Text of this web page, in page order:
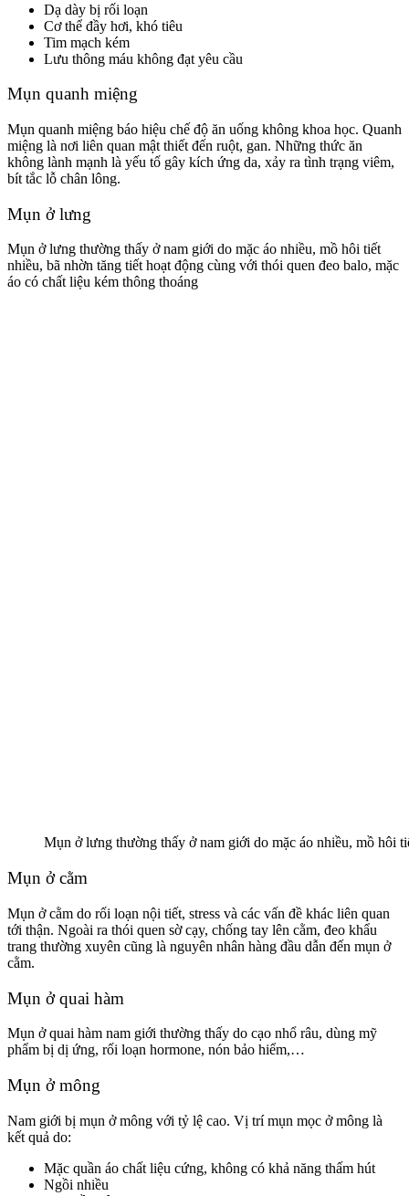
Dạ dày bị rối loạn
Cơ thể đầy hơi, khó tiêu
Tim mạch kém
Lưu thông máu không đạt yêu cầu
Mụn quanh miệng
Mụn quanh miệng báo hiệu chế độ ăn uống không khoa học. Quanh
miệng là nơi liên quan mật thiết đến ruột, gan. Những thức ăn
không lành mạnh là yếu tố gây kích ứng da, xảy ra tình trạng viêm,
bít tắc lỗ chân lông.
Mụn ở lưng
Mụn ở lưng thường thấy ở nam giới do mặc áo nhiều, mồ hôi tiết
nhiều, bã nhờn tăng tiết hoạt động cùng với thói quen đeo balo, mặc
áo có chất liệu kém thông thoáng
Mụn ở lưng thường thấy ở nam giới do mặc áo nhiều, mồ hôi
Mụn ở cằm
Mụn ở cằm do rối loạn nội tiết, stress và các vấn đề khác liên quan
tới thận. Ngoài ra thói quen sờ cạy, chống tay lên cằm, đeo khẩu
trang thường xuyên cũng là nguyên nhân hàng đầu dẫn đến mụn ở
cằm.
Mụn ở quai hàm
Mụn ở quai hàm nam giới thường thấy do cạo nhổ râu, dùng mỹ
phẩm bị dị ứng, rối loạn hormone, nón bảo hiểm,…
Mụn ở mông
Nam giới bị mụn ở mông với tỷ lệ cao. Vị trí mụn mọc ở mông là
kết quả do:
Mặc quần áo chất liệu cứng, không có khả năng thấm hút
Ngồi nhiều